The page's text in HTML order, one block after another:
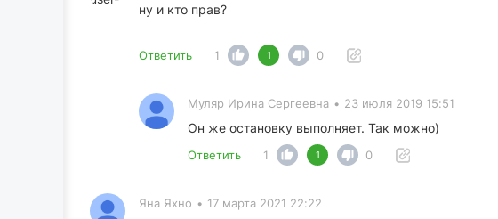
ну и кто прав?
Ответить 1 1 0
Муляр Ирина Сергеевна • 23 июля 2019 15:51
Он же остановку выполняет. Так можно)
Ответить 1 1 0
Яна Яхно • 17 марта 2021 22:22